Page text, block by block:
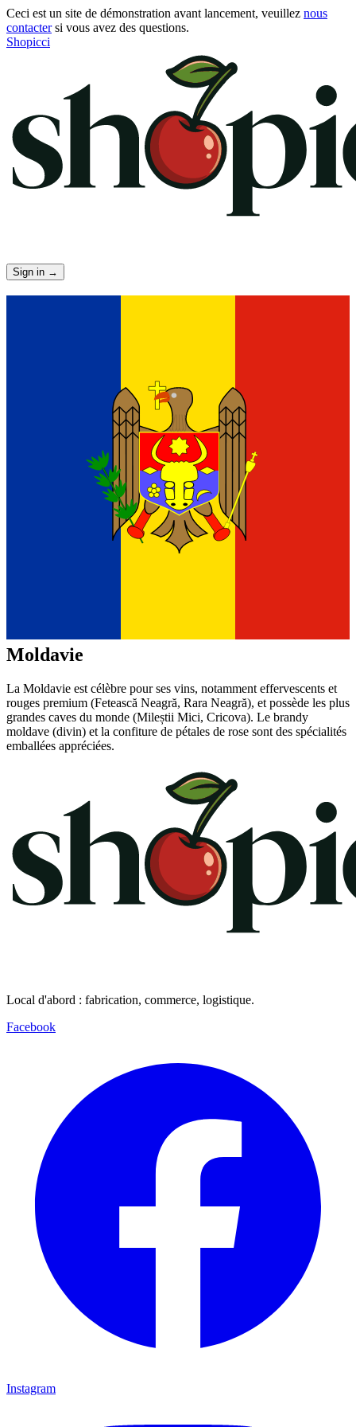
Ceci est un site de démonstration avant lancement, veuillez nous
contactersi vous avez des questions.
Shopicci
Sign in →
Moldavie
La Moldavie est célèbre pour ses vins, notamment effervescents et
rouges premium (Fetească Neagră, Rara Neagră), et possède les plus
grandes caves du monde (Mileștii Mici, Cricova). Le brandy
moldave (divin) et la confiture de pétales de rose sont des spécialités
emballées appréciées.
Local d'abord : fabrication, commerce, logistique.
Facebook
Instagram